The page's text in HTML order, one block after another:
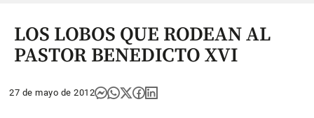
LOS LOBOS QUE RODEAN AL
PASTOR BENEDICTO XVI
27 de mayo de 2012